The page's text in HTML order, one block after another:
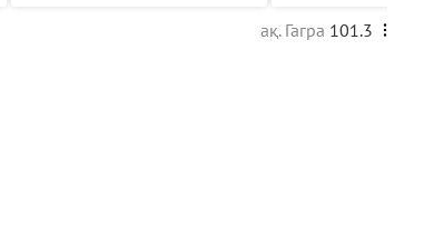
ақ. Гагра 101.3